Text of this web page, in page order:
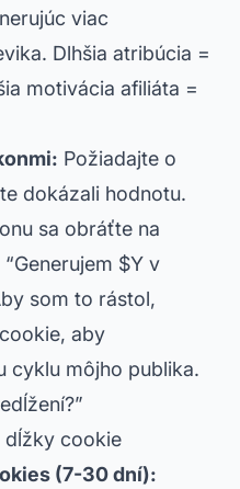
viac
Dlhšia atribúcia =
motivácia afiliáta =
Požiadajte o
dokázali hodnotu.
sa obráťte na
$Y v
som to rástol,
aby
cyklu môjho publika.
dĺžky cookie
(7-30 dní):